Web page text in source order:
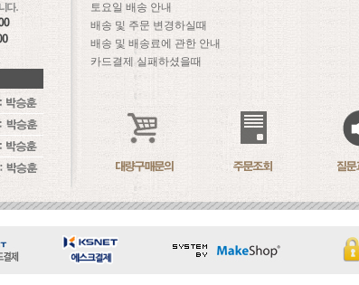
토요일 배송 안내
배송 및 주문 변경하실때
배송 및 배송료에 관한 안내
카드결제 실패하셨을때